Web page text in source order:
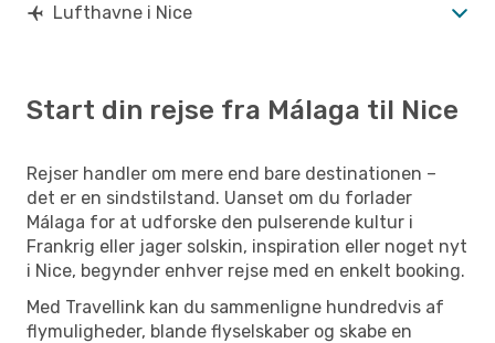
Lufthavne i Nice
Start din rejse fra Málaga til Nice
Rejser handler om mere end bare destinationen –
det er en sindstilstand. Uanset om du forlader
Málaga for at udforske den pulserende kultur i
Frankrig eller jager solskin, inspiration eller noget nyt
i Nice, begynder enhver rejse med en enkelt booking.
Med Travellink kan du sammenligne hundredvis af
flymuligheder, blande flyselskaber og skabe en